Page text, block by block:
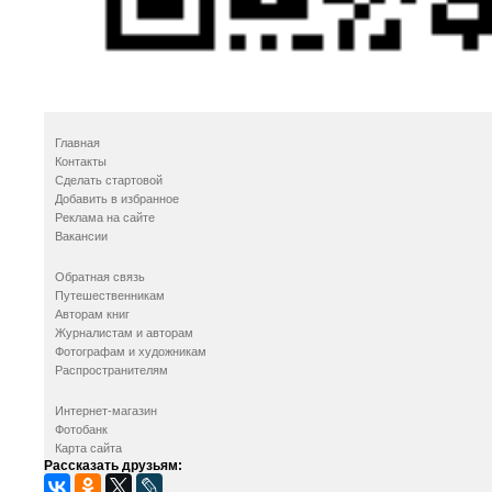
Главная
Контакты
Сделать стартовой
Добавить в избранное
Реклама на сайте
Вакансии
Обратная связь
Путешественникам
Авторам книг
Журналистам и авторам
Фотографам и художникам
Распространителям
Интернет-магазин
Фотобанк
Карта сайта
Рассказать друзьям: